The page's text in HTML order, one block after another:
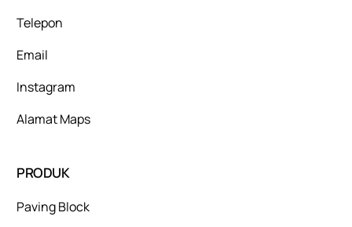
Telepon
Email
Instagram
Alamat Maps
PRODUK
Paving Block